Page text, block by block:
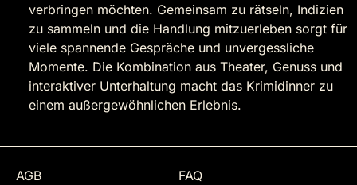
verbringen möchten. Gemeinsam zu rätseln, Indizien
zu sammeln und die Handlung mitzuerleben sorgt für
viele spannende Gespräche und unvergessliche
Momente. Die Kombination aus Theater, Genuss und
interaktiver Unterhaltung macht das Krimidinner zu
einem außergewöhnlichen Erlebnis.
AGB
FAQ